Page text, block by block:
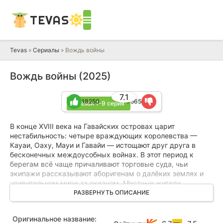
TEVAS
Tevas » Сериалы » Вождь войны
Вождь войны (2025)
1 сезон 1-9 серия
7.1
18250 7565
В конце XVIII века на Гавайских островах царит
нестабильность: четыре враждующих королевства —
Кауаи, Оаху, Мауи и Гавайи — истощают друг друга в
бесконечных междоусобных войнах. В этот период к
берегам всё чаще причаливают торговые суда, чьи
экипажи рассказывают аборигенам о далёких землях и
удивительном мире за океаном. Местные жители,
запертые в изолированном обществе, впервые осознают
существование огромной, неведомой реальности.
Юный воин Каиана, движимый жаждой приключений,
РАЗВЕРНУТЬ ОПИСАНИЕ
Оригинальное название: